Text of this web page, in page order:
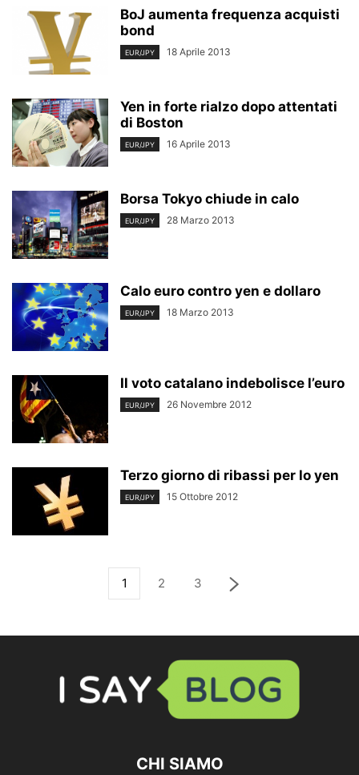
BoJ aumenta frequenza acquisti
bond
EUR/JPY 18 Aprile 2013
Yen in forte rialzo dopo attentati
di Boston
EUR/JPY 16 Aprile 2013
Borsa Tokyo chiude in calo
EUR/JPY 28 Marzo 2013
Calo euro contro yen e dollaro
EUR/JPY 18 Marzo 2013
Il voto catalano indebolisce l’euro
EUR/JPY 26 Novembre 2012
Terzo giorno di ribassi per lo yen
EUR/JPY 15 Ottobre 2012
1 2 3
CHI SIAMO